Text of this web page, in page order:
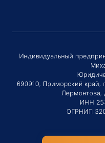
Индивидуальный
690910, Приморский край,
Лермонтова,
ИНН
ОГРНИП